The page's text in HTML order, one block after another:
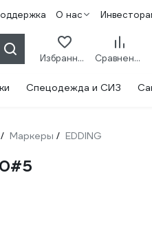
О нас
Избранное Сравнение
Спецодежда и СИЗ
/ Маркеры / EDDING